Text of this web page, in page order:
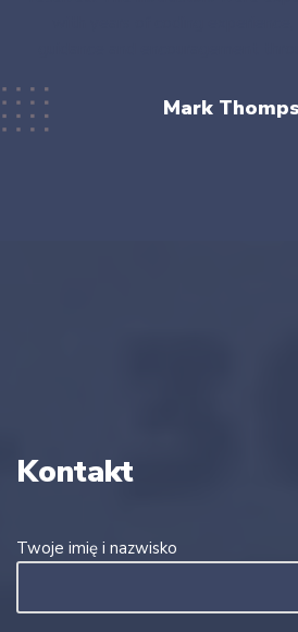
Mark
Kontakt
Twoje imię i nazwisko